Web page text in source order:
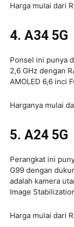
Harga mulai dari
4. A34 5G
Ponsel ini punya
2,6 GHz dengan
AMOLED 6,6 inci
Harganya mulai
5. A24 5G
Perangkat ini
G99 dengan
adalah kamera
Image
Harga mulai dari